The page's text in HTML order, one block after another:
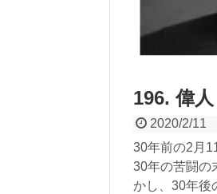
196. 偉
2020/2/11
30年前の2月
30年の苦闘の
かし、30年後